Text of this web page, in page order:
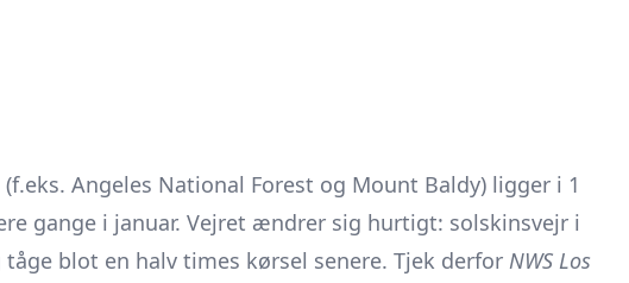
Angeles National Forest og Mount Baldy) ligger i 1
gange i januar. Vejret ændrer sig hurtigt: solskinsvejr i
blot en halv times kørsel senere. Tjek derfor NWS Los